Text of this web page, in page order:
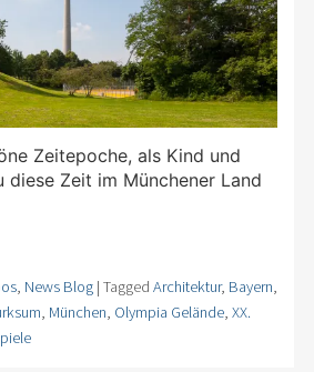
Zeitepoche, als Kind und
diese Zeit im Münchener Land
, News Blog | Tagged Architektur, Bayern,
, München, Olympia Gelände, XX.